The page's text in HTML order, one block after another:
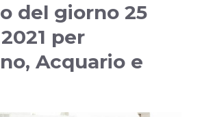
del giorno 25
per
Acquario e